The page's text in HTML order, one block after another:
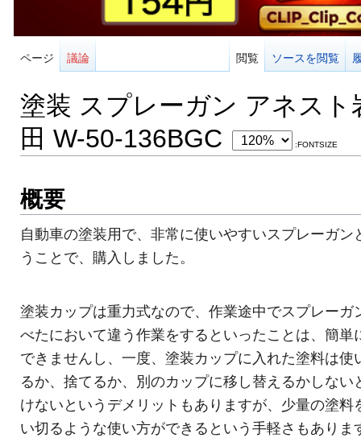
ページ 議論 閲覧 ソースを閲覧
塗装 スプレーガン アネスト
田 W-50-136BGC
:FONTSIZE
概要
自動車の塗装用で、非常に使いやすいスプレーガン
うことで、購入しました。
塗装カップは重力式なので、作業途中でスプレーガ
べたにおいて違う作業をするといったことは、簡単
できませんし、一度、塗装カップに入れた塗料は使
るか、捨てるか、別のカップに移し替えるかしない
けないというデメリットもありますが、少量の塗料
い切るような使い方ができるという手軽さもありま